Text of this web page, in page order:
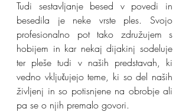
Tudi sestavljanje besed v povedi in
besedila je neke vrste ples. Svojo
profesionalno pot tako združujem s
hobijem in kar nekaj dijakinj sodeluje
ter pleše tudi v naših predstavah, ki
vedno vključujejo teme, ki so del naših
življenj in so potisnjene na obrobje ali
pa se o njih premalo govori.